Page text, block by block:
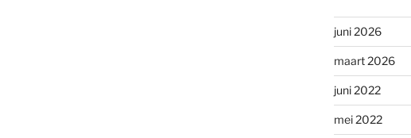
juni 2026
maart 2026
juni 2022
mei 2022